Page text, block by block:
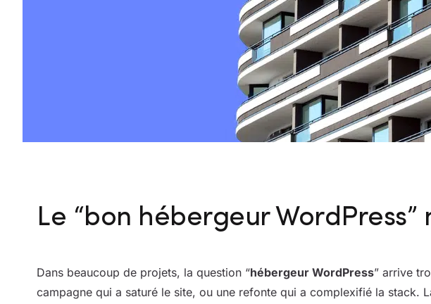
Le “bon hébergeur WordPress”
Dans beaucoup de projets, la question “hébergeur WordPress” arrive
campagne qui a saturé le site, ou une refonte qui a complexifié la stack.